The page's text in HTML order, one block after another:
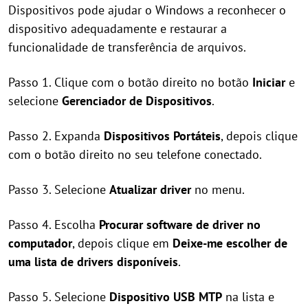
Dispositivos pode ajudar o Windows a reconhecer o
dispositivo adequadamente e restaurar a
funcionalidade de transferência de arquivos.
Passo 1. Clique com o botão direito no botão Iniciare
selecione Gerenciador de Dispositivos.
Passo 2. Expanda Dispositivos Portáteis, depois clique
com o botão direito no seu telefone conectado.
Passo 3. Selecione Atualizar driverno menu.
Passo 4. Escolha Procurar software de driver no
computador, depois clique em Deixe-me escolher de
uma lista de drivers disponíveis.
Passo 5. Selecione Dispositivo USB MTP na lista e